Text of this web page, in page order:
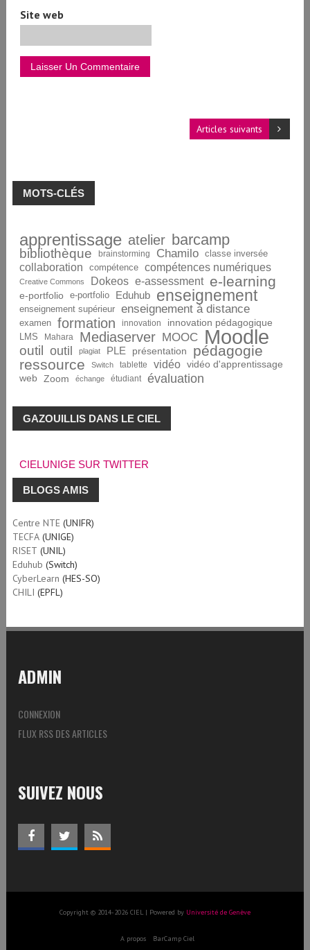
Site web
Articles suivants
MOTS-CLÉS
apprentissage atelier barcamp
bibliothèque brainstorming Chamilo classe inversée
collaboration compétence compétences numériques
Creative Commons Dokeos e-assessment e-learning
e-portfolio e-portfolio Eduhub enseignement
enseignement supérieur enseignement à distance
examen formation innovation innovation pédagogique
LMS Mahara Mediaserver MOOC Moodle
outil outil plagiat PLE présentation
pédagogie
ressource
Switch tablette vidéo
vidéo d'apprentissage
web
Zoom échange étudiant évaluation
GAZOUILLIS DANS LE CIEL
CIELUNIGE SUR TWITTER
BLOGS AMIS
Centre NTE(UNIFR)
TECFA(UNIGE)
RISET (UNIL)
Eduhub (Switch)
CyberLearn (HES-SO)
CHILI (EPFL)
ADMIN
CONNEXION
FLUX RSS DES ARTICLES
SUIVEZ NOUS
Copyright © 2014-2026 CIEL | Powered by Université de Genève
A propos BarCamp Ciel